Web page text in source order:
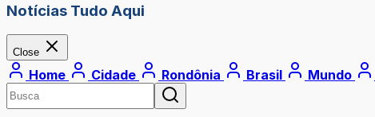
Notícias Tudo Aqui
Close
Home Cidade Rondônia Brasil Mundo